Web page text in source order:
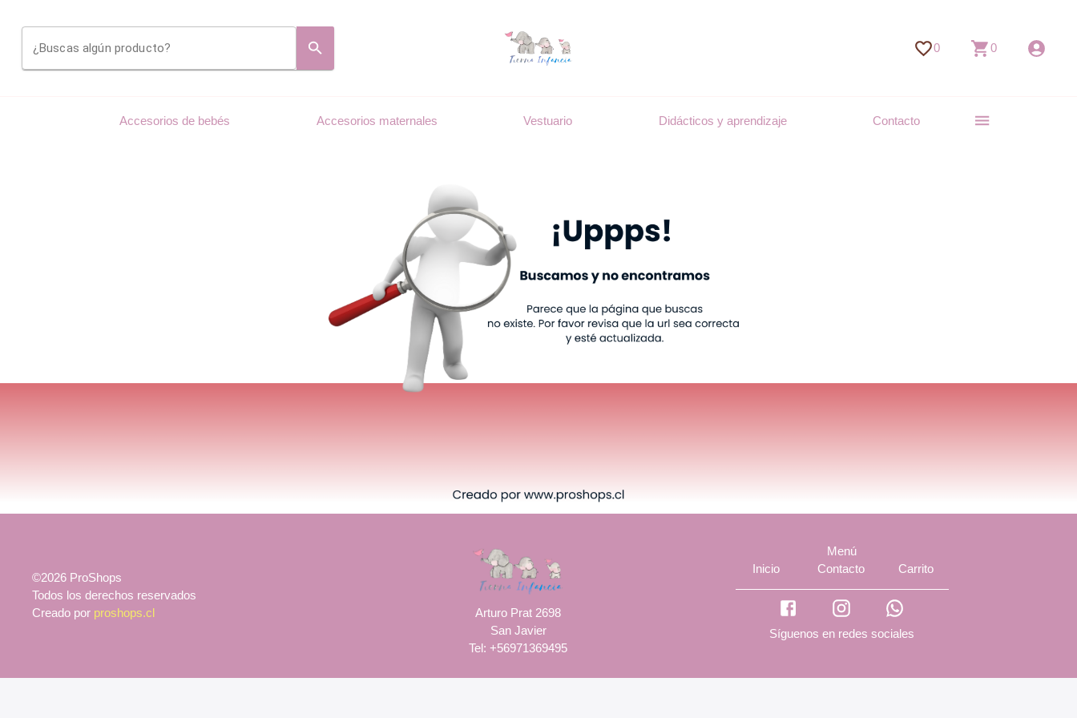
¿Buscas algún producto? 0 0
Accesorios de bebés Accesorios maternales Vestuario Didácticos y aprendizaje Contacto
©2026 ProShops
Todos los derechos reservados
Creado por proshops.cl
Arturo Prat 2698
San Javier
Tel: +56971369495
Menú
Inicio
Contacto Carrito
Síguenos en redes sociales